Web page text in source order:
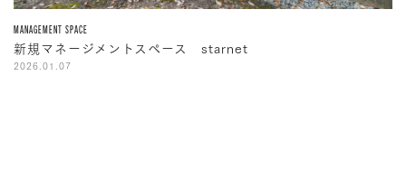
MANAGEMENT SPACE
新規マネージメントスペース starnet
2026.01.07